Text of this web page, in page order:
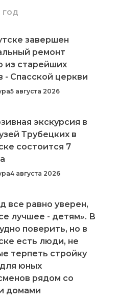
год
завершен
ремонт
из старейших
- Спасской церкви
5 августа 2026
экскурсия в
Трубецких в
состоится 7
4 августа 2026
все равно уверен,
лучшее - детям». В
поверить, но в
есть люди, не
терпеть стройку
юных
рядом со
домами